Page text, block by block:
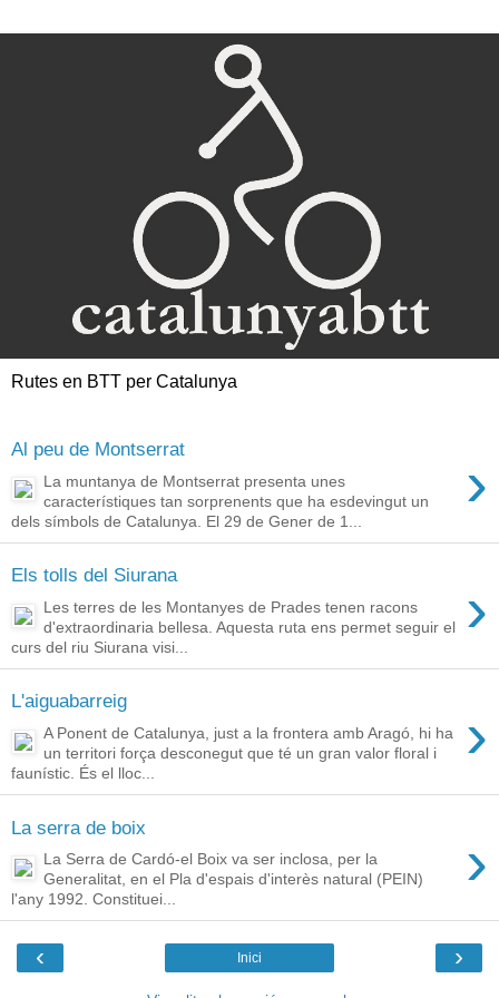
Rutes en BTT per Catalunya
Al peu de Montserrat ›
La muntanya de Montserrat presenta unes
característiques tan sorprenents que ha esdevingut un
dels símbols de Catalunya. El 29 de Gener de 1...
Els tolls del Siurana ›
Les terres de les Montanyes de Prades tenen racons
d'extraordinaria bellesa. Aquesta ruta ens permet seguir el
curs del riu Siurana visi...
L'aiguabarreig ›
A Ponent de Catalunya, just a la frontera amb Aragó, hi ha
un territori força desconegut que té un gran valor floral i
faunístic. És el lloc...
La serra de boix ›
La Serra de Cardó-el Boix va ser inclosa, per la
Generalitat, en el Pla d'espais d'interès natural (PEIN)
l'any 1992. Constituei...
‹ ›
Inici